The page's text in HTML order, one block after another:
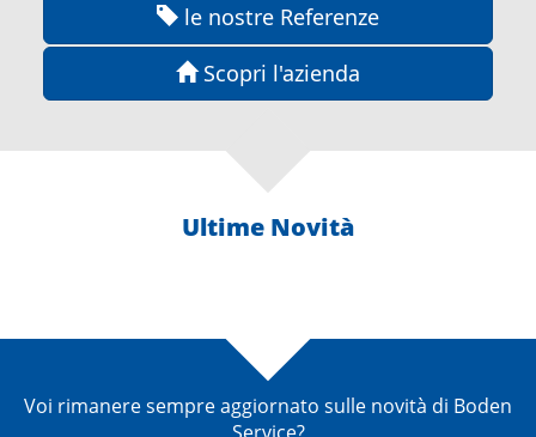
le nostre Referenze
Scopri l'azienda
Ultime Novità
Voi rimanere sempre aggiornato sulle novità di Boden